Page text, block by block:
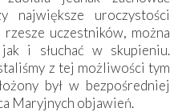
największe uroczystości
uczestników, można
i słuchać w skupieniu.
z tej możliwości tym
był w bezpośredniej
Maryjnych objawień.